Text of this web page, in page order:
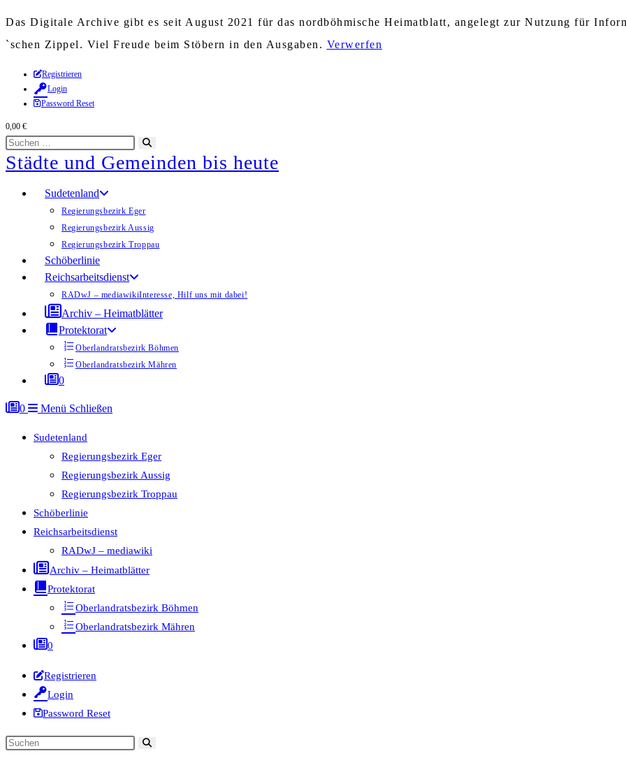
Das Digitale Archive gibt es seit August 2021 für das nordböhmische Heimatblatt, angelegt zur Nutzung für
`schen Zippel. Viel Freude beim Stöbern in den Ausgaben. Verwerfen
Zum
Inhalt
springen
Registrieren
Login
Password Reset
0,00 €
Diese
Website
durchsuchen
starten
Städte und Gemeinden bis heute
Sudetenland
Regierungsbezirk Eger
Regierungsbezirk Aussig
Regierungsbezirk Troppau
Schöberlinie
Reichsarbeitsdienst
RADwJ – mediawikiInteresse, Hilf uns mit dabei!
Archiv – Heimatblätter
Protektorat
Oberlandratsbezirk Böhmen
Oberlandratsbezirk Mähren
0
0 Menü Schließen
Sudetenland
Regierungsbezirk Eger
Regierungsbezirk Aussig
Regierungsbezirk Troppau
Schöberlinie
Reichsarbeitsdienst
RADwJ – mediawiki
Archiv – Heimatblätter
Protektorat
Oberlandratsbezirk Böhmen
Oberlandratsbezirk Mähren
0
Registrieren
Login
Password Reset
Diese